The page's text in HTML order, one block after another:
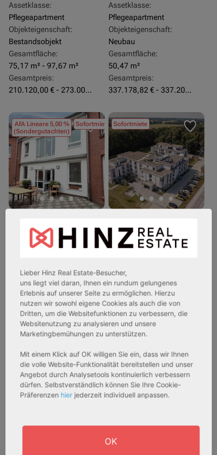
Assetklasse:
Pflegeapartment
Objekteigenschaft:
Bestandsobjekt
Gesamtfläche:
75,17 m² - 97,67 m²
Gesamtpreis:
210.120,00 € - 273.003,24 €
Assetklasse:
Pflegeapartment
Objekteigenschaft:
Neubau
Gesamtfläche:
50,47 m²
Gesamtpreis:
337.178,82 € - 337.207,06 €
AfA Lineare 5,00 %
(Sondergutachten)
Sofortmiete
Rendite:
Assetklasse:
Pflegeapartment
Objekteigenschaft:
Bestandsobjekt
Gesamtfläche:
41,59 m² - 62,15 m²
233.556,67 € - 349.016,67 €
Sofortmiete
Rendite:
Assetklasse:
Pflegeapartment
Objekteigenschaft:
Bestandsobjekt
Gesamtfläche:
50,95 m² - 56,21 m²
324.754,29 € - 358.289,14 €
AfA Degressive 5,00 % Sofortmiete
Lieber Hinz Real Estate-Besucher,
uns liegt viel daran, Ihnen ein rundum gelungenes
Erlebnis auf unserer Seite zu ermöglichen. Hierzu
nutzen wir sowohl eigene Cookies als auch die von
Dritten, um die Websitefunktionen zu verbessern, die
Websitenutzung zu analysieren und unsere
Marketingbemühungen zu unterstützen.
Mit einem Klick auf OK willigen Sie ein, dass wir Ihnen
die volle Website-Funktionalität bereitstellen und unser
Angebot durch Analysetools kontinuierlich verbessern
dürfen. Selbstverständlich können Sie Ihre Cookie-
Präferenzen hier jederzeit individuell anpassen.
OK